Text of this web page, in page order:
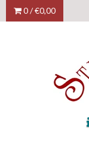
0 /€0,00